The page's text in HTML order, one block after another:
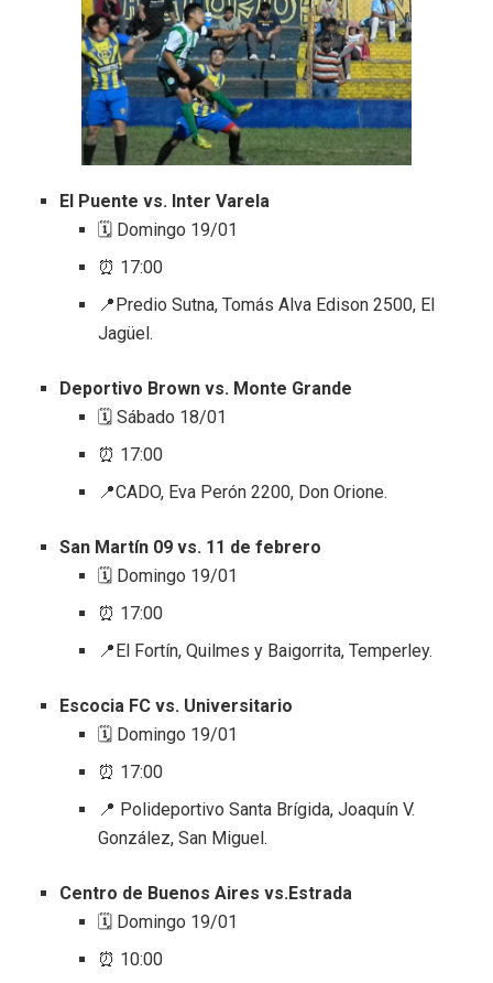
El Puente vs. Inter Varela
🗓️ Domingo 19/01
⏰ 17:00
📍Predio Sutna, Tomás Alva Edison 2500, El
Jagüel.
Deportivo Brown vs. Monte Grande
🗓️ Sábado 18/01
⏰ 17:00
📍CADO, Eva Perón 2200, Don Orione.
San Martín 09 vs. 11 de febrero
🗓️ Domingo 19/01
⏰ 17:00
📍El Fortín, Quilmes y Baigorrita, Temperley.
Escocia FC vs. Universitario
🗓️ Domingo 19/01
⏰ 17:00
📍 Polideportivo Santa Brígida, Joaquín V.
González, San Miguel.
Centro de Buenos Aires vs.Estrada
🗓️ Domingo 19/01
⏰ 10:00